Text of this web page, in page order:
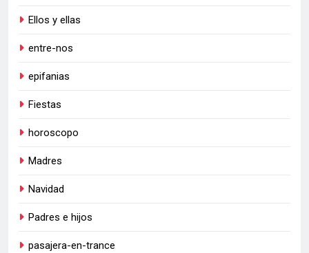
Ellos y ellas
entre-nos
epifanias
Fiestas
horoscopo
Madres
Navidad
Padres e hijos
pasajera-en-trance